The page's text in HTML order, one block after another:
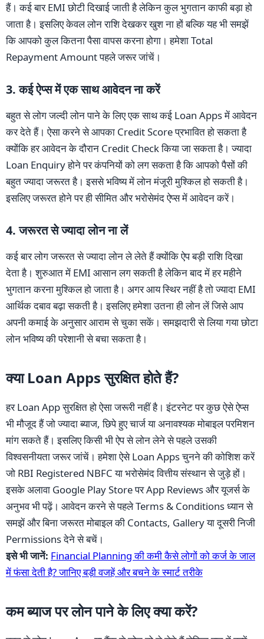
हैं। कई बार EMI छोटी दिखाई जाती है लेकिन कुल भुगतान काफी बड़ा हो
जाता है। इसलिए केवल लोन राशि देखकर खुश ना हों बल्कि यह भी समझें
कि आपको कुल कितना पैसा वापस करना होगा। हमेशा Total
Repayment Amount पहले जरूर जांचें।
3. कई ऐप्स में एक साथ आवेदन ना करें
बहुत से लोग जल्दी लोन पाने के लिए एक साथ कई Loan Apps में आवेदन
कर देते हैं। ऐसा करने से आपका Credit Score प्रभावित हो सकता है
क्योंकि हर आवेदन के दौरान Credit Check किया जा सकता है। ज्यादा
Loan Enquiry होने पर कंपनियों को लग सकता है कि आपको पैसों की
बहुत ज्यादा जरूरत है। इससे भविष्य में लोन मंजूरी मुश्किल हो सकती है।
इसलिए जरूरत होने पर ही सीमित और भरोसेमंद ऐप्स में आवेदन करें।
4. जरूरत से ज्यादा लोन ना लें
कई बार लोग जरूरत से ज्यादा लोन ले लेते हैं क्योंकि ऐप बड़ी राशि दिखा
देता है। शुरुआत में EMI आसान लग सकती है लेकिन बाद में हर महीने
भुगतान करना मुश्किल हो जाता है। अगर आय स्थिर नहीं है तो ज्यादा EMI
आर्थिक दबाव बढ़ा सकती है। इसलिए हमेशा उतना ही लोन लें जिसे आप
अपनी कमाई के अनुसार आराम से चुका सकें। समझदारी से लिया गया छोटा
लोन भविष्य की परेशानी से बचा सकता है।
क्या Loan Apps सुरक्षित होते हैं?
हर Loan App सुरक्षित हो ऐसा जरूरी नहीं है। इंटरनेट पर कुछ ऐसे ऐप्स
भी मौजूद हैं जो ज्यादा ब्याज, छिपे हुए चार्ज या अनावश्यक मोबाइल परमिशन
मांग सकते हैं। इसलिए किसी भी ऐप से लोन लेने से पहले उसकी
विश्वसनीयता जरूर जांचें। हमेशा ऐसे Loan Apps चुनने की कोशिश करें
जो RBI Registered NBFC या भरोसेमंद वित्तीय संस्थान से जुड़े हों।
इसके अलावा Google Play Store पर App Reviews और यूजर्स के
अनुभव भी पढ़ें। आवेदन करने से पहले Terms & Conditions ध्यान से
समझें और बिना जरूरत मोबाइल की Contacts, Gallery या दूसरी निजी
Permissions देने से बचें।
इसे भी जानें: Financial Planning की कमी कैसे लोगों को कर्ज के जाल
में फंसा देती है? जानिए बड़ी वजहें और बचने के स्मार्ट तरीके
कम ब्याज पर लोन पाने के लिए क्या करें?